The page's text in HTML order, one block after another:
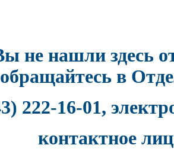
не нашли здесь
обращайтесь в
222-16-01,
контактное